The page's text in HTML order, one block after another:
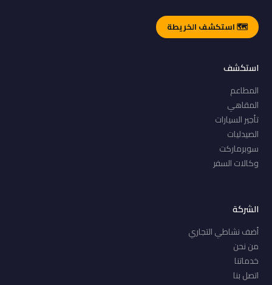
🗺️ استكشف الخريطة
استكشف
المطاعم
المقاهي
تأجير السيارات
الصيدليات
سوبرماركت
وكالات السفر
الشركة
أضف نشاطي التجاري
من نحن
خدماتنا
اتصل بنا